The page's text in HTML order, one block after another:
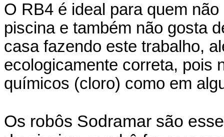
O RB4 é ideal para quem
piscina e também não gosta
casa fazendo este trabalho,
ecologicamente correta, pois
químicos (cloro) como em
Os robôs Sodramar são